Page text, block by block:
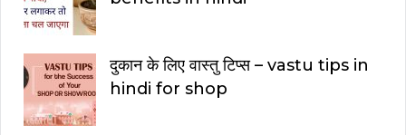
दुकान के लिए वास्तु टिप्स – vastu tips in
hindi for shop